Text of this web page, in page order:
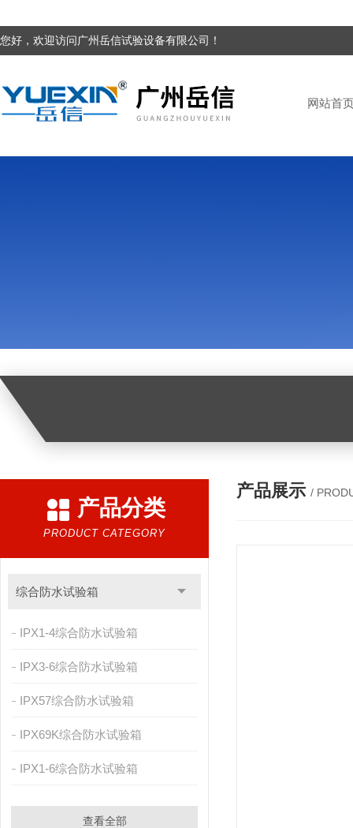
您好，欢迎访问广州岳信试验设备有限公司！
网站首
产品分类
PRODUCT CATEGORY
综合防水试验箱
IPX1-4综合防水试验箱
IPX3-6综合防水试验箱
IPX57综合防水试验箱
IPX69K综合防水试验箱
IPX1-6综合防水试验箱
查看全部
产品展示 /